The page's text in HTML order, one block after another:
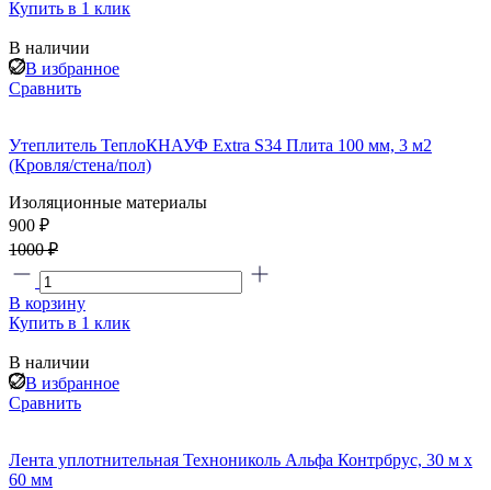
Купить в 1 клик
В наличии
В избранное
Сравнить
Утеплитель ТеплоКНАУФ Extra S34 Плита 100 мм, 3 м2
(Кровля/стена/пол)
Изоляционные материалы
900 ₽
1000 ₽
В корзину
Купить в 1 клик
В наличии
В избранное
Сравнить
Лента уплотнительная Технониколь Альфа Контрбрус, 30 м х
60 мм